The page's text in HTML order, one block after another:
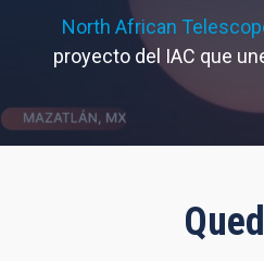
North African
proyecto del IAC que